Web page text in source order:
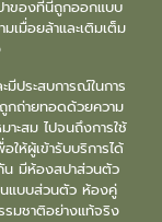
ของที่นี่ถูกออกแบบ
เมื่อยล้าและเติมเต็ม
ประสบการณ์ในการ
กถ่ายทอดด้วยความ
าะสม ไปจนถึงการใช้
ห้ผู้เข้ารับบริการได้
น มีห้องสปาส่วนตัว
แบบส่วนตัว ห้องคู่
มชาติอย่างแท้จริง